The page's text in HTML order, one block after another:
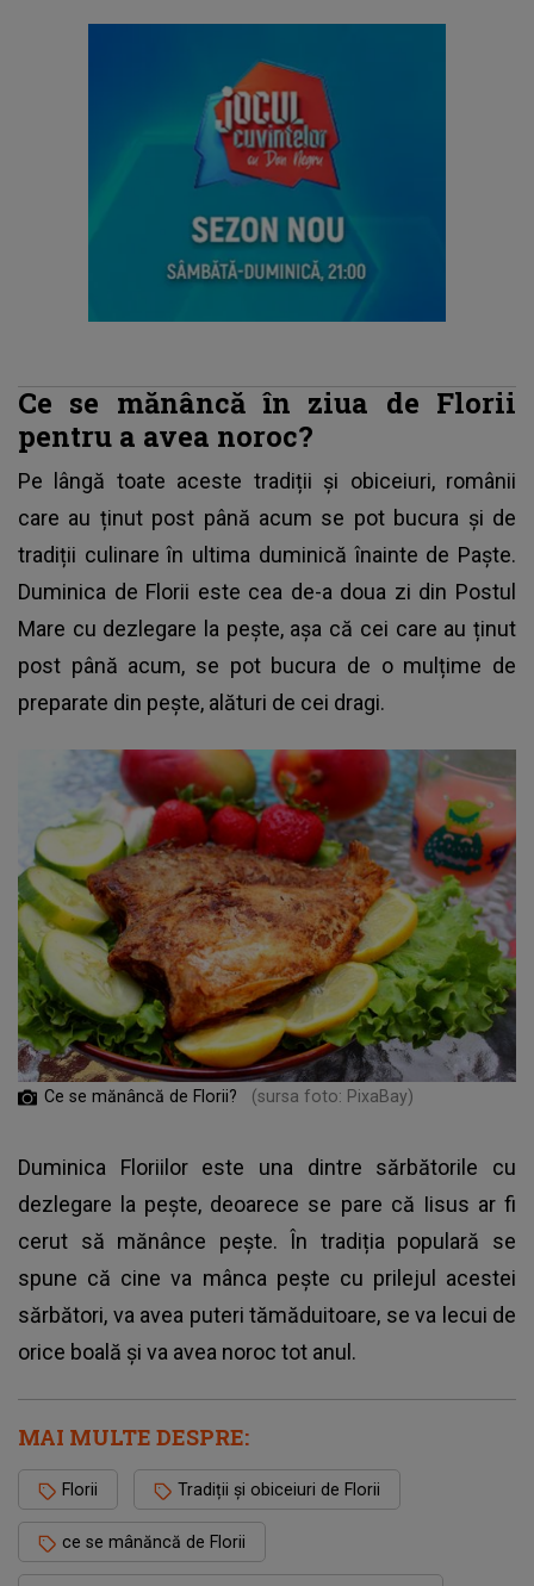
Ce se mănâncă în ziua de Florii
pentru a avea noroc?
Pe lângă toate aceste tradiții și obiceiuri, românii
care au ținut post până acum se pot bucura și de
tradiții culinare în ultima duminică înainte de Paște.
Duminica de Florii este cea de-a doua zi din Postul
Mare cu dezlegare la pește, așa că cei care au ținut
post până acum, se pot bucura de o mulțime de
preparate din pește, alături de cei dragi.
Ce se mănâncă de Florii? (sursa foto: PixaBay)
Duminica Floriilor este una dintre sărbătorile cu
dezlegare la pește, deoarece se pare că Iisus ar fi
cerut să mănânce pește. În tradiția populară se
spune că cine va mânca pește cu prilejul acestei
sărbători, va avea puteri tămăduitoare, se va lecui de
orice boală și va avea noroc tot anul.
MAI MULTE DESPRE:
Florii Tradiții și obiceiuri de Florii
ce se mânăncă de Florii